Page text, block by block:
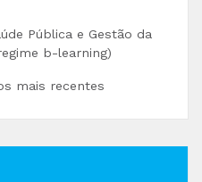
Pública e Gestão da
b-learning)
mais recentes